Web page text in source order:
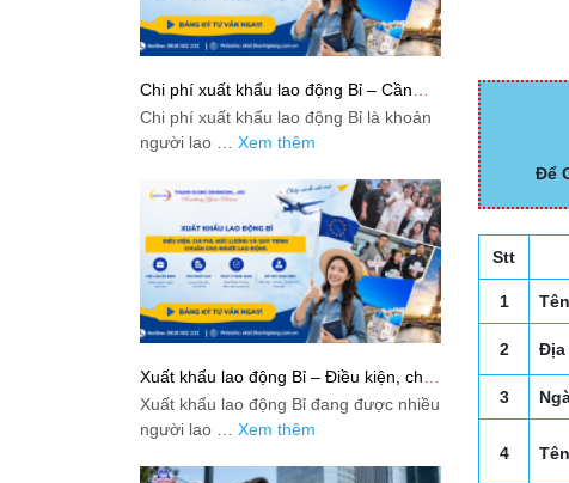
Để
Stt
1
2 Địa
3
4
Chi phí xuất khẩu lao động Bỉ – Cần
bao nhiêu tiền để đi?
Chi phí xuất khẩu lao động Bỉ là khoản
người lao … Xem thêm
Xuất khẩu lao động Bỉ – Điều kiện, chi
phí, mức lương và quy trình chuẩn cho
người lao động
Xuất khẩu lao động Bỉ đang được nhiều
người lao … Xem thêm